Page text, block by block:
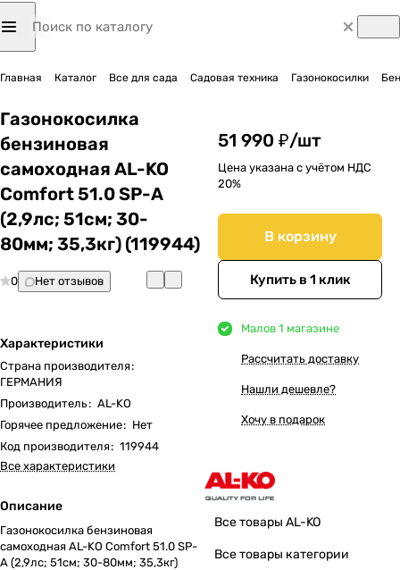
Главная Каталог Все для сада Садовая техника Газонокосилки
Газонокосилка
бензиновая
самоходная AL-KO
Comfort 51.0 SP-A
(2,9лс; 51cм; 30-
80мм; 35,3кг) (119944)
0 Нет отзывов
Характеристики
Страна производителя:
ГЕРМАНИЯ
Производитель: AL-KO
Горячее предложение: Нет
Код производителя: 119944
Все характеристики
Описание
Газонокосилка бензиновая
самоходная AL-KO Comfort 51.0 SP-
A (2,9лс; 51cм; 30-80мм; 35,3кг)
51 990 ₽/шт
Цена указана с учётом НДС
20%
В корзину
Купить в 1 клик
Малов 1 магазине
Рассчитать доставку
Нашли дешевле?
Хочу в подарок
Все товары AL-KO
Все товары категории